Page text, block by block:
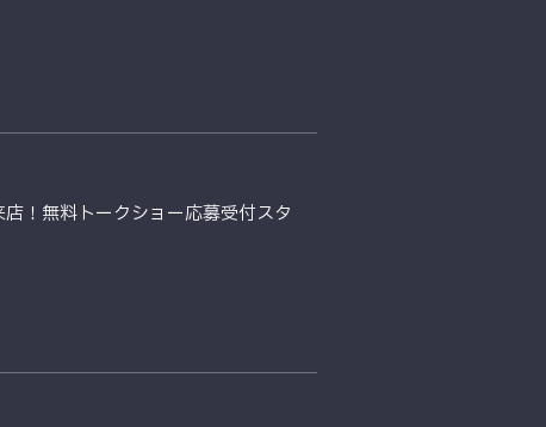
！無料トークショー応募受付スタ